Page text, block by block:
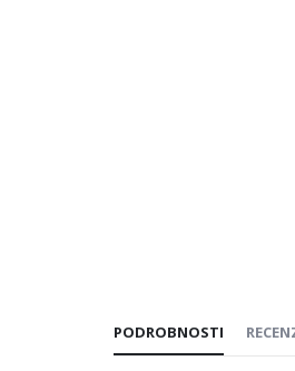
PODROBNOSTI